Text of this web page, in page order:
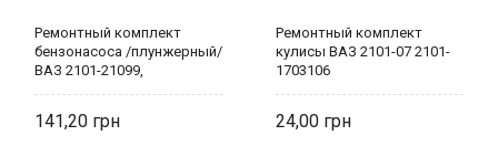
Ремонтный комплект
бензонасоса /плунжерный/
ВАЗ 2101-21099,
141,20
Ремонтный комплект
кулисы ВАЗ 2101-07 2101-
1703106
24,00